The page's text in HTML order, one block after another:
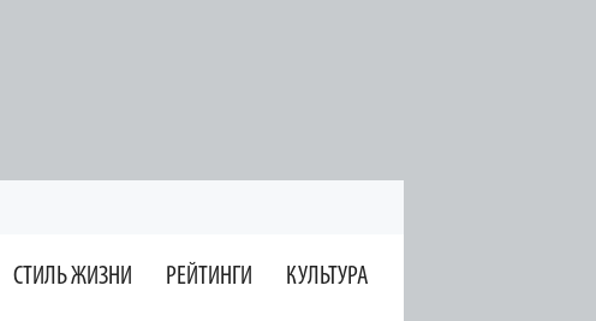
СТИЛЬ ЖИЗНИ РЕЙТИНГИ КУЛЬТУРА